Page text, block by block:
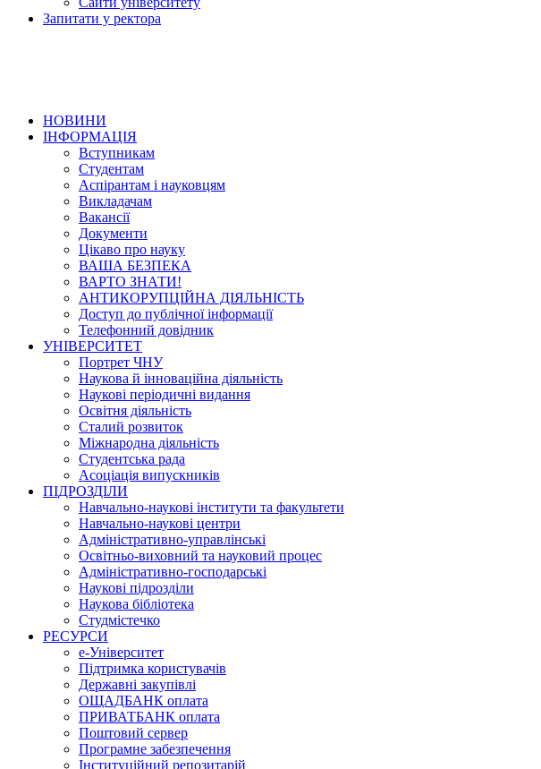
Запитати у ректора
НОВИНИ
ІНФОРМАЦІЯ
Вступникам
Студентам
Аспірантам і науковцям
Викладачам
Вакансії
Документи
Цікаво про науку
ВАША БЕЗПЕКА
ВАРТО ЗНАТИ!
АНТИКОРУПЦІЙНА ДІЯЛЬНІСТЬ
Доступ до публічної інформації
Телефонний довідник
УНІВЕРСИТЕТ
Портрет ЧНУ
Наукова й інноваційна діяльність
Наукові періодичні видання
Освітня діяльність
Сталий розвиток
Міжнародна діяльність
Студентська рада
Асоціація випускників
ПІДРОЗДІЛИ
Навчально-наукові інститути та факультети
Навчально-наукові центри
Адміністративно-управлінські
Освітньо-виховний та науковий процес
Адміністративно-господарські
Наукові підрозділи
Наукова бібліотека
Студмістечко
РЕСУРСИ
е-Університет
Підтримка користувачів
Державні закупівлі
ОЩАДБАНК оплата
ПРИВАТБАНК оплата
Поштовий сервер
Програмне забезпечення
Інституційний репозитарій